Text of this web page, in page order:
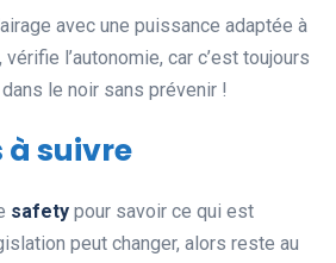
avec une puissance adaptée à
l’autonomie, car c’est toujours
le noir sans prévenir !
à suivre
safety pour savoir ce qui est
peut changer, alors reste au